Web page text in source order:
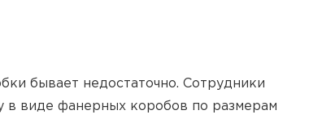
бывает недостаточно. Сотрудники
в виде фанерных коробов по размерам